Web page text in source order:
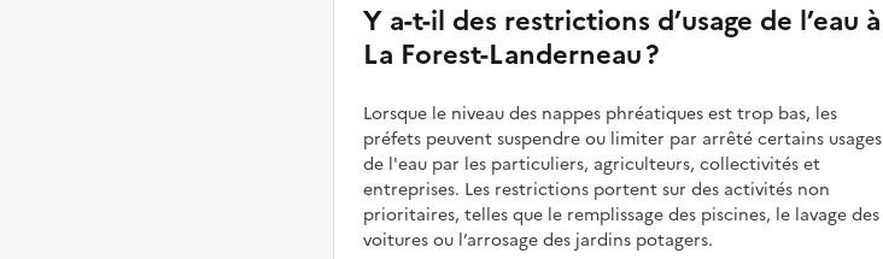
Y a-t-il des restrictions d’usage de l’eau à
La Forest-Landerneau ?
Lorsque le niveau des nappes phréatiques est trop bas, les
préfets peuvent suspendre ou limiter par arrêté certains usages
de l'eau par les particuliers, agriculteurs, collectivités et
entreprises. Les restrictions portent sur des activités non
prioritaires, telles que le remplissage des piscines, le lavage des
voitures ou l’arrosage des jardins potagers.